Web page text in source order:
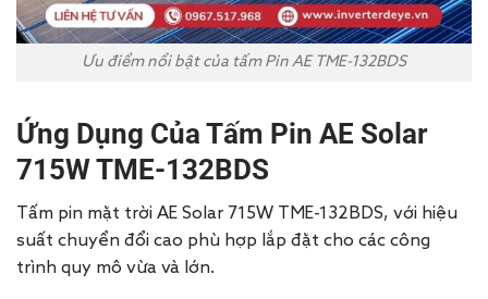
Ưu điểm nổi bật của tấm Pin AE TME-132BDS
Ứng Dụng Của Tấm Pin AE Solar
715W TME-132BDS
Tấm pin mặt trời AE Solar 715W TME-132BDS, với hiệu
suất chuyển đổi cao phù hợp lắp đặt cho các công
trình quy mô vừa và lớn.